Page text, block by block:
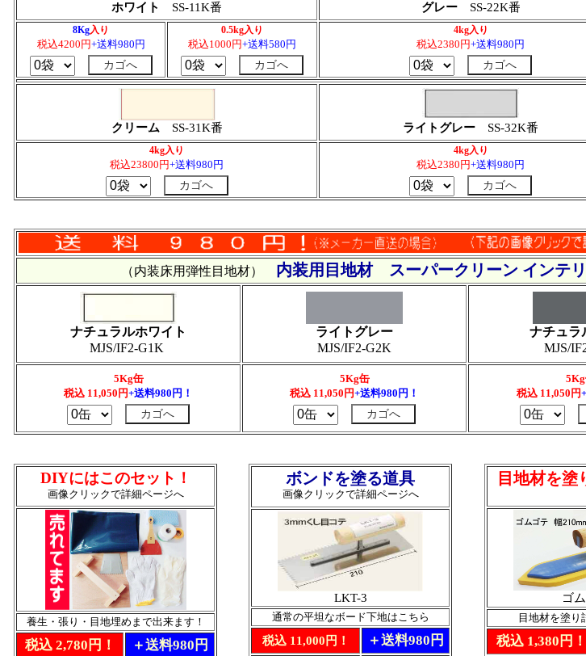
ホワイト SS-11K番 グレーSS-22K番
8Kg入り
税込4200円+送料980円
0.5kg入り
税込1000円+送料580円
4kg入り
税込2380円+送料980円
クリーム SS-31K番 ライトグレー SS-32K番
4kg入り
税込23800円+送料980円
4kg入り
税込2380円+送料980円
目地材を塗
ゴ
目地材を塗り
税込 1,380円！
ボンドを塗る道具
画像クリックで詳細ページへ
LKT-3
通常の平坦なボード下地はこちら
税込 11,000円！ ＋送料980円
DIYにはこのセット！
画像クリックで詳細ページへ
養生・張り・目地埋めまで出来ます！
税込 2,780円！ ＋送料980円
（内装床用弾性目地材） 内装用目地材 スーパークリーン インテ
ナチュラルホワイト
MJS/IF2-G1K
ライトグレー
MJS/IF2-G2K
ナチュラ
MJS/
5Kg缶
税込 11,050円+送料980円！
5Kg缶
税込 11,050 円+送料980円！
税込 11,050 円